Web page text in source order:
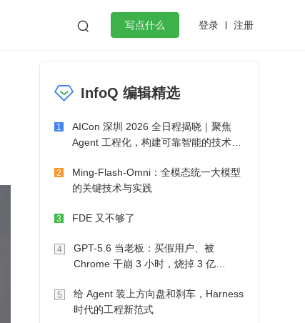
 写点什么 登录 注册
微服务架构 flutter
InfoQ 编辑精选
1
AICon 深圳 2026 全日程揭晓｜聚焦
Agent 工程化，构建可靠智能的技术路
2
Ming-Flash-Omni：全模态统一大模型
的关键技术与实践
3 FDE 又不够了
4
GPT-5.6 当老板：买假用户、被
Chrome 干崩 3 小时，烧掉 3 亿
5
给 Agent 装上方向盘和刹车，Harness
时代的工程新范式